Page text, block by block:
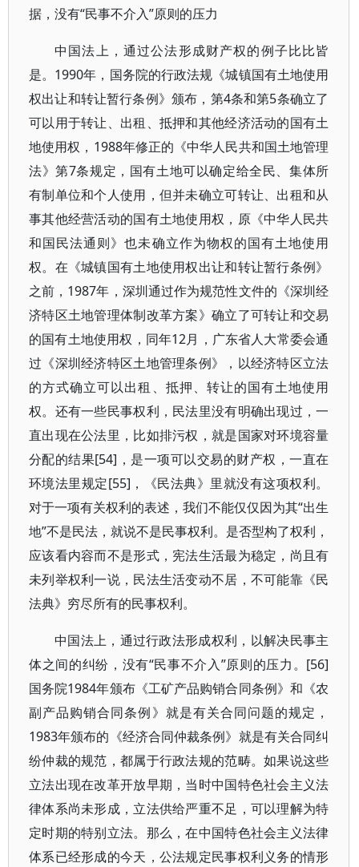
据，没有“民事不介入”原则的压力
中国法上，通过公法形成财产权的例子比比皆
是。1990年，国务院的行政法规《城镇国有土地使用
权出让和转让暂行条例》颁布，第4条和第5条确立了
可以用于转让、出租、抵押和其他经济活动的国有土
地使用权，1988年修正的《中华人民共和国土地管理
法》第7条规定，国有土地可以确定给全民、集体所
有制单位和个人使用，但并未确立可转让、出租和从
事其他经营活动的国有土地使用权，原《中华人民共
和国民法通则》也未确立作为物权的国有土地使用
权。在《城镇国有土地使用权出让和转让暂行条例》
之前，1987年，深圳通过作为规范性文件的《深圳经
济特区土地管理体制改革方案》确立了可转让和交易
的国有土地使用权，同年12月，广东省人大常委会通
过《深圳经济特区土地管理条例》，以经济特区立法
的方式确立可以出租、抵押、转让的国有土地使用
权。还有一些民事权利，民法里没有明确出现过，一
直出现在公法里，比如排污权，就是国家对环境容量
分配的结果[54]，是一项可以交易的财产权，一直在
环境法里规定[55]，《民法典》里就没有这项权利。
对于一项有关权利的表述，我们不能仅仅因为其“出生
地”不是民法，就说不是民事权利。是否型构了权利，
应该看内容而不是形式，宪法生活最为稳定，尚且有
未列举权利一说，民法生活变动不居，不可能靠《民
法典》穷尽所有的民事权利。
中国法上，通过行政法形成权利，以解决民事主
体之间的纠纷，没有“民事不介入”原则的压力。[56]
国务院1984年颁布《工矿产品购销合同条例》和《农
副产品购销合同条例》就是有关合同问题的规定，
1983年颁布的《经济合同仲裁条例》就是有关合同纠
纷仲裁的规范，都属于行政法规的范畴。如果说这些
立法出现在改革开放早期，当时中国特色社会主义法
律体系尚未形成，立法供给严重不足，可以理解为特
定时期的特别立法。那么，在中国特色社会主义法律
体系已经形成的今天，公法规定民事权利义务的情形